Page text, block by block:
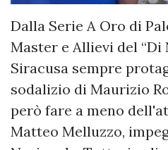
Dalla Serie A Oro di
Master e Allievi del “Di
Siracusa sempre
sodalizio di Maurizio
però fare a meno
Matteo Melluzzo,